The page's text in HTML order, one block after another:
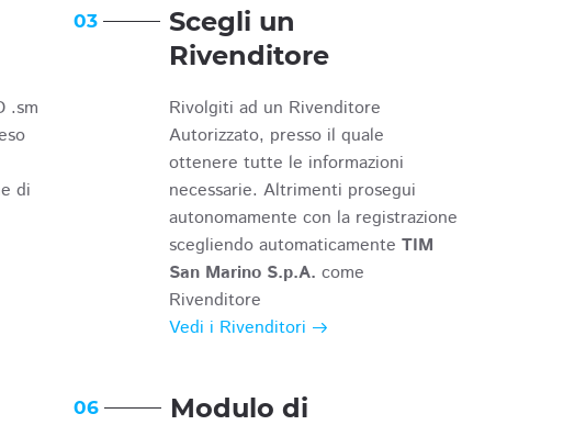
.sm
di
03
Scegli un
Rivenditore
Rivolgiti ad un Rivenditore
Autorizzato, presso il quale
ottenere tutte le informazioni
necessarie. Altrimenti prosegui
autonomamente con la registrazione
scegliendo automaticamente TIM
San Marino S.p.A. come
Rivenditore
Vedi i Rivenditori
06
Modulo di